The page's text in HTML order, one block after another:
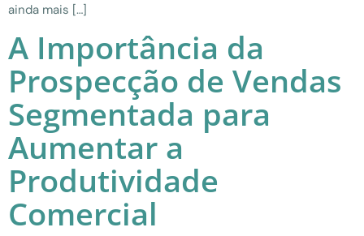
ainda mais […]
A Importância da
Prospecção de Vendas
Segmentada para
Aumentar a
Produtividade
Comercial